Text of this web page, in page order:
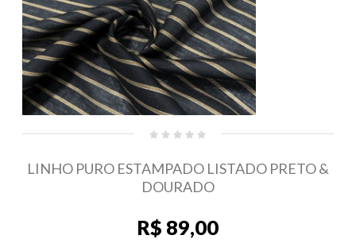
LINHO PURO ESTAMPADO LISTADO PRETO &
DOURADO
R$ 89,00